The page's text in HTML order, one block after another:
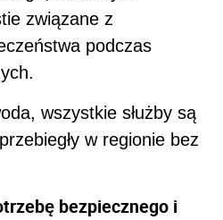
związane z
podczas
wszystkie służby są
w regionie bez
bezpiecznego i